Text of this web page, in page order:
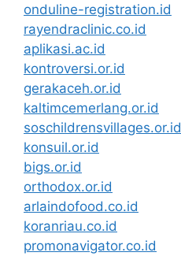
onduline-registration.id
rayendraclinic.co.id
aplikasi.ac.id
kontroversi.or.id
gerakaceh.or.id
kaltimcemerlang.or.id
soschildrensvillages.or.id
konsuil.or.id
bigs.or.id
orthodox.or.id
arlaindofood.co.id
koranriau.co.id
promonavigator.co.id